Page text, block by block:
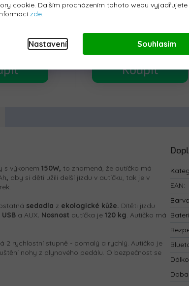
cookie. Dalším procházením tohoto webu vyjadřujete
zde.
Nastavení Souhlasím
- do 24h
Koupit
s výkonem 150W, to znamená, že autíčko má
, aby si děti užili delší jízdu v autíčku, tak je v
sedadla z ekologické kůže. Dítěti jízdu
USB a AUX. Nosnost autíčka je 120 kg. Autíčko má
2 rychlostní stupně - pomalý a rychlý. Autíčko je
nohy z plynového pedálu. O bezpečnost se
EAN:
Barva